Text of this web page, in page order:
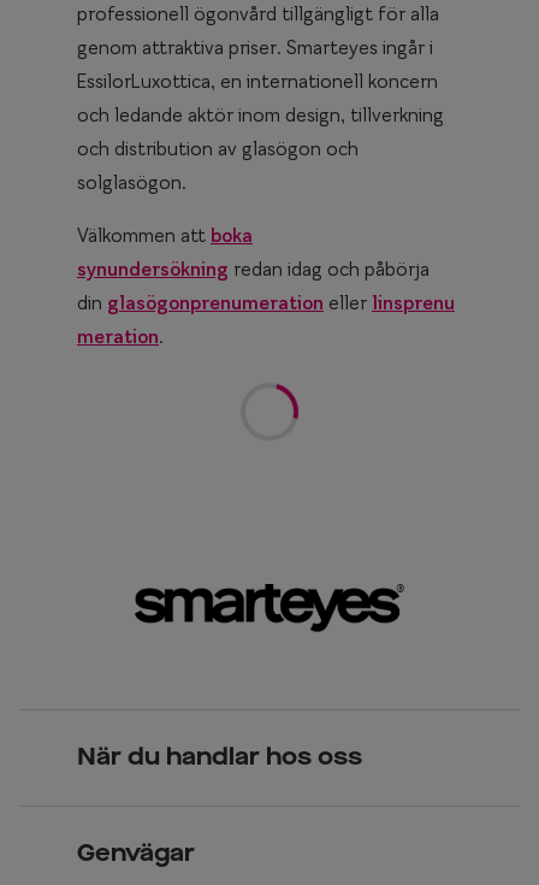
professionell ögonvård tillgängligt för alla
genom attraktiva priser. Smarteyes ingår i
EssilorLuxottica, en internationell koncern
och ledande aktör inom design, tillverkning
och distribution av glasögon och
solglasögon.
Välkommen att boka
synundersökning redan idag och påbörja
din glasögonprenumeration eller linsprenu
meration.
När du handlar hos oss
Genvägar